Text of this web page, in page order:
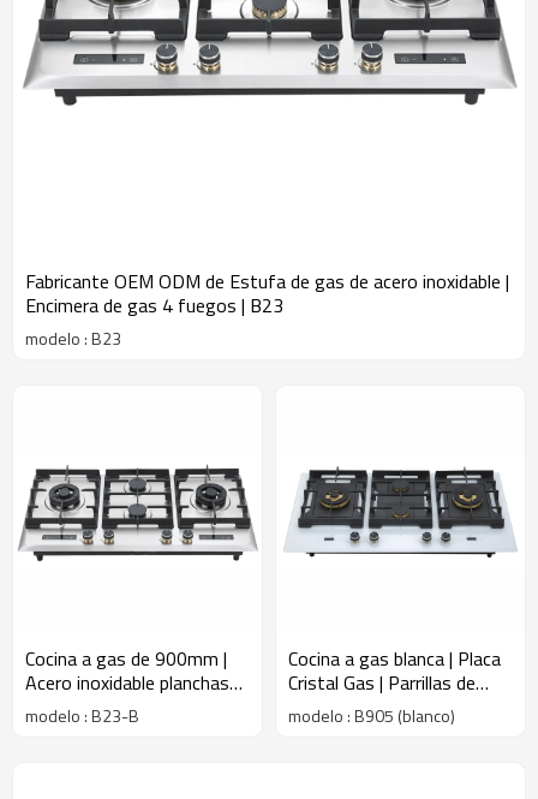
Fabricante OEM ODM de Estufa de gas de acero inoxidable |
Encimera de gas 4 fuegos | B23
modelo : B23
Cocina a gas de 900mm |
Acero inoxidable planchas
de cocina a gas | B23-B
modelo : B23-B
Cocina a gas blanca | Placa
Cristal Gas | Parrillas de
hierro fundido | B905
(blanco)
modelo : B905 (blanco)